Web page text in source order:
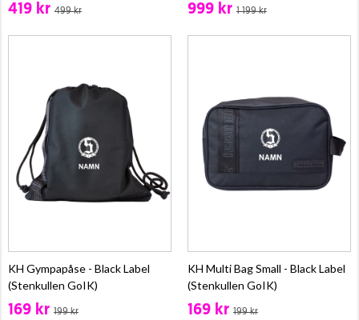
419 kr 499 kr 999 kr 1 199 kr
KH Gympapåse - Black Label
(Stenkullen GoIK)
169 kr 199 kr
KH Multi Bag Small - Black Label
(Stenkullen GoIK)
169 kr 199 kr